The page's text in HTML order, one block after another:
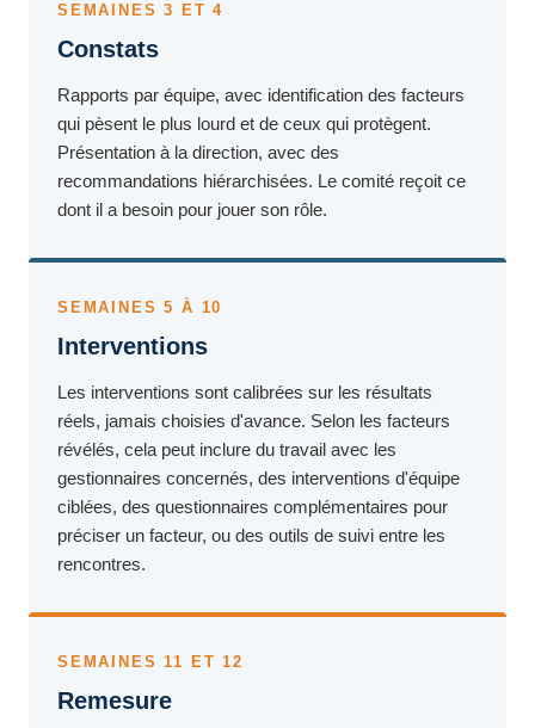
SEMAINES 3 ET 4
Constats
Rapports par équipe, avec identification des facteurs
qui pèsent le plus lourd et de ceux qui protègent.
Présentation à la direction, avec des
recommandations hiérarchisées. Le comité reçoit ce
dont il a besoin pour jouer son rôle.
SEMAINES 5 À 10
Interventions
Les interventions sont calibrées sur les résultats
réels, jamais choisies d'avance. Selon les facteurs
révélés, cela peut inclure du travail avec les
gestionnaires concernés, des interventions d'équipe
ciblées, des questionnaires complémentaires pour
préciser un facteur, ou des outils de suivi entre les
rencontres.
SEMAINES 11 ET 12
Remesure